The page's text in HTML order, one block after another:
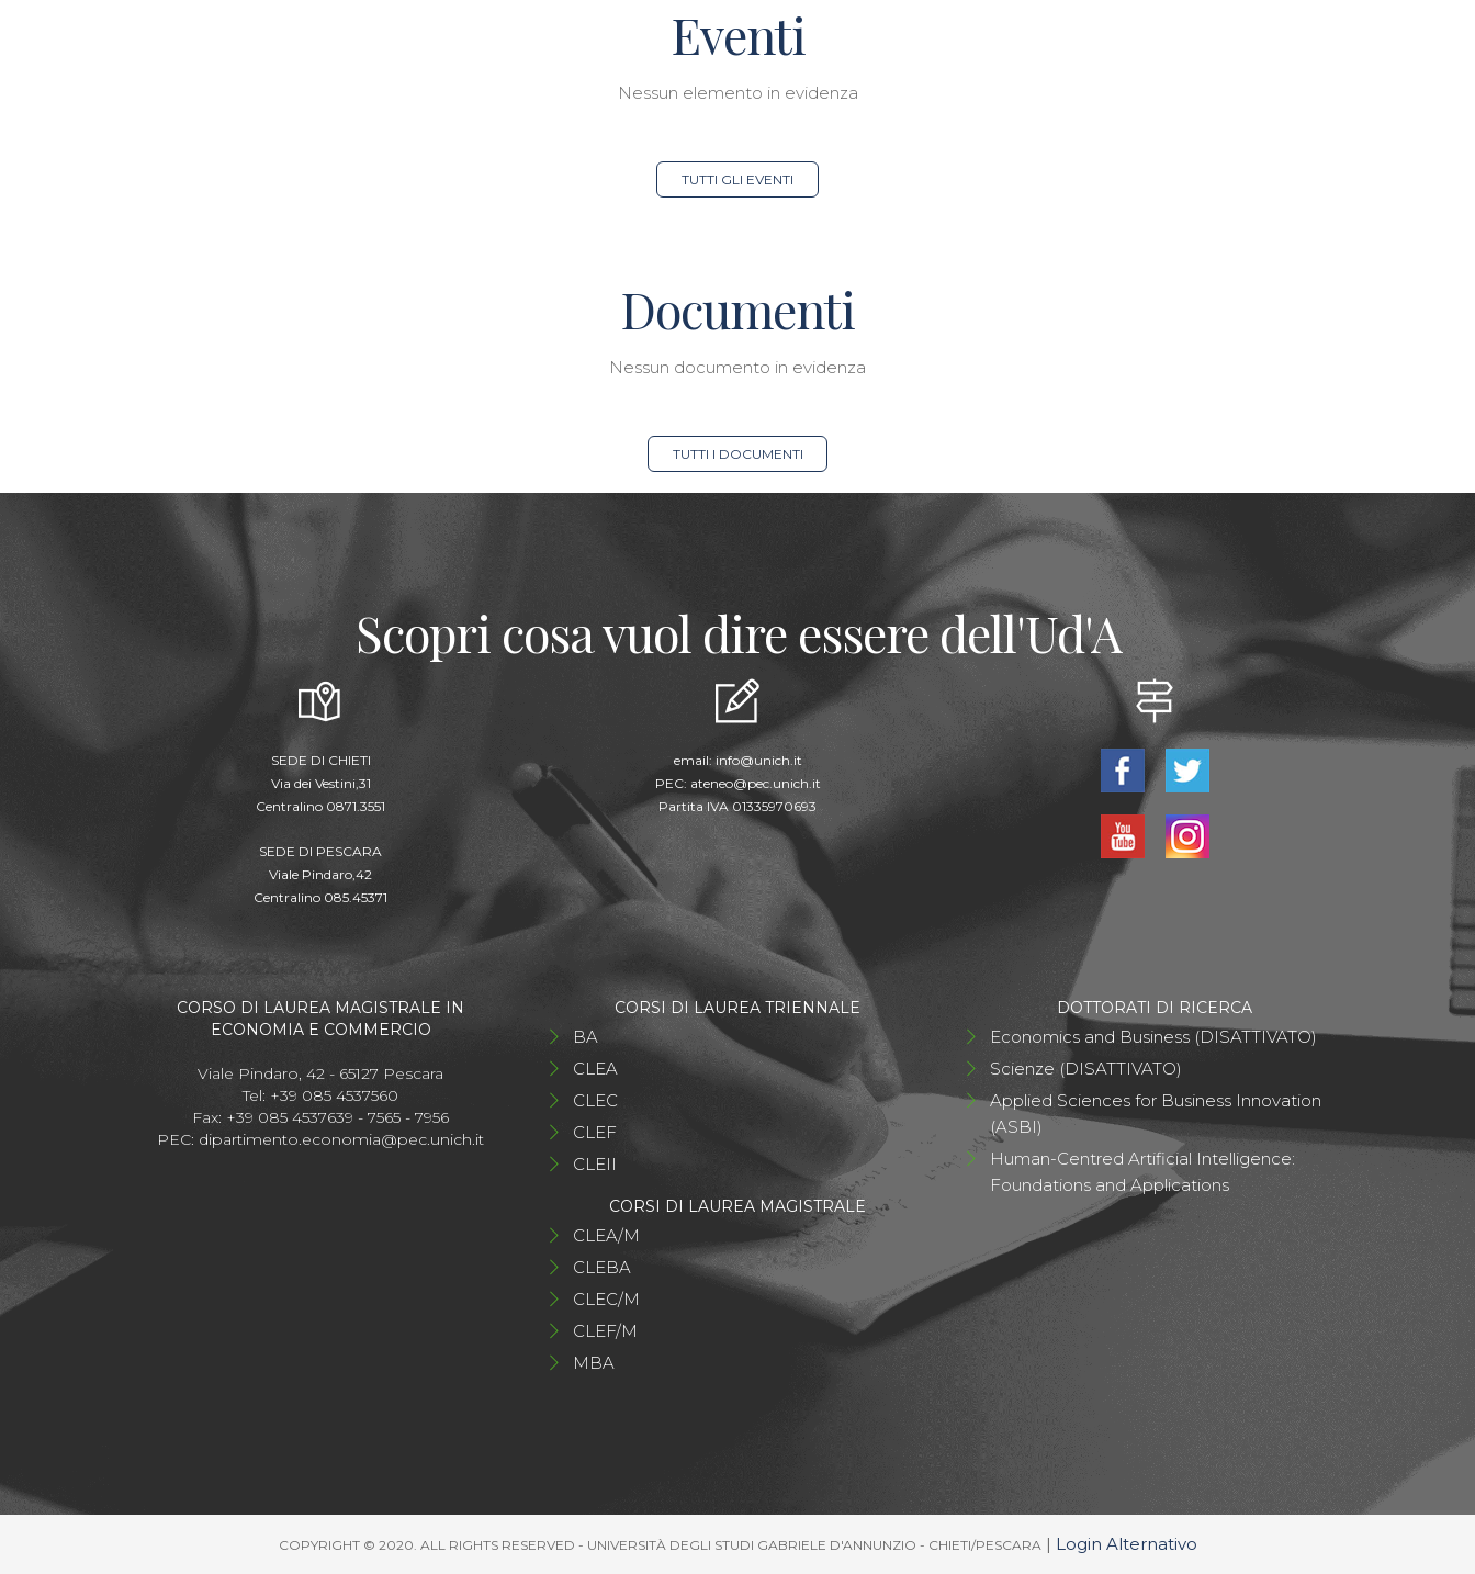
Eventi
Nessun elemento in evidenza
TUTTI GLI EVENTI
Documenti
Nessun documento in evidenza
TUTTI I DOCUMENTI
Scopri cosa vuol dire essere dell'Ud'A
SEDE DI CHIETI
Via dei Vestini,31
Centralino 0871.3551
SEDE DI PESCARA
Viale Pindaro,42
Centralino 085.45371
email:info@unich.it
PEC: ateneo@pec.unich.it
Partita IVA 01335970693
CORSO DI LAUREA MAGISTRALE IN
ECONOMIA E COMMERCIO
Viale Pindaro, 42 - 65127 Pescara
Tel: +39 085 4537560
Fax: +39 085 4537639 - 7565 - 7956
PEC: dipartimento.economia@pec.unich.it
CORSI DI LAUREA TRIENNALE
BA
CLEA
CLEC
CLEF
CLEII
CORSI DI LAUREA MAGISTRALE
CLEA/M
CLEBA
CLEC/M
CLEF/M
MBA
DOTTORATI DI RICERCA
Economics and Business (DISATTIVATO)
Scienze (DISATTIVATO)
Applied Sciences for Business Innovation
(ASBI)
Human-Centred Artificial Intelligence:
Foundations and Applications
COPYRIGHT © 2020. ALL RIGHTS RESERVED - UNIVERSITÀ DEGLI STUDI GABRIELE D'ANNUNZIO - CHIETI/PESCARA| Login Alternativo